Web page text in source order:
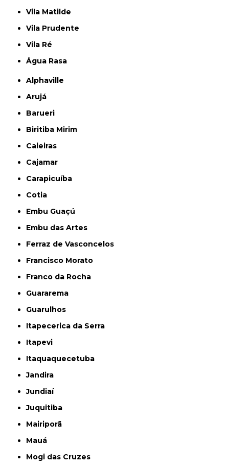
Vila Matilde
Vila Prudente
Vila Ré
Água Rasa
Alphaville
Arujá
Barueri
Biritiba Mirim
Caieiras
Cajamar
Carapicuíba
Cotia
Embu Guaçú
Embu das Artes
Ferraz de Vasconcelos
Francisco Morato
Franco da Rocha
Guararema
Guarulhos
Itapecerica da Serra
Itapevi
Itaquaquecetuba
Jandira
Jundiaí
Juquitiba
Mairiporã
Mauá
Mogi das Cruzes